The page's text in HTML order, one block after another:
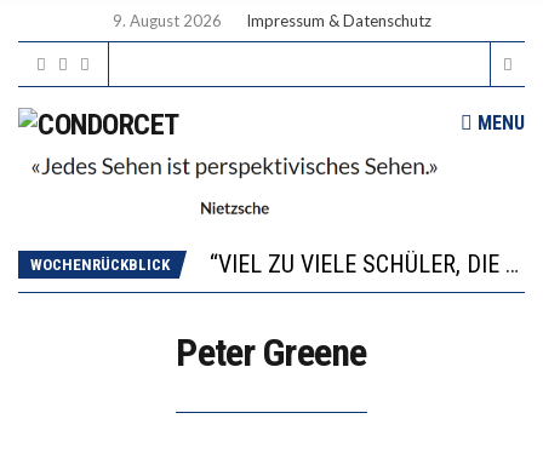
9. August 2026 Impressum & Datenschutz
MENU
WOCHENRÜCKBLICK
“VIEL ZU VIELE SCHÜLER, DIE GEMESSEN AN IHREN FÄHIGKEITEN GAR NICHT ANS GYMNASIUM GEHÖREN”
DIE GANZE HILFLOSIGKEIT DES BILDUNGSBÜRGERTUMS
Peter Greene